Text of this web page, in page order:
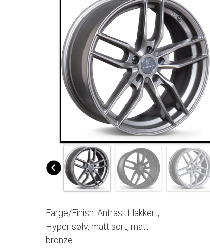
Farge/Finish: Antrasitt lakkert,
Hyper sølv, matt sort, matt
bronze.